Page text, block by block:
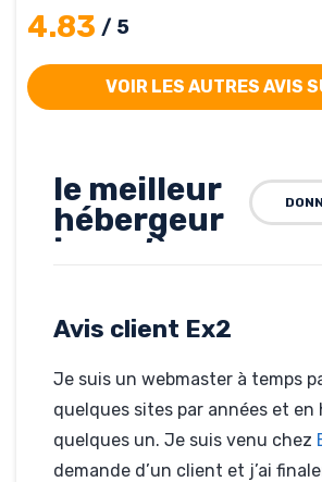
4.83 / 5
VOIR LES AUTRES AVIS
le meilleur
hébergeur
jusqu’à
Rédigé par Petri de Pità, le
www.coquille.org
Avis client Ex2
Je suis un webmaster à temps
quelques sites par années et en
quelques un. Je suis venu chez
demande d’un client et j’ai